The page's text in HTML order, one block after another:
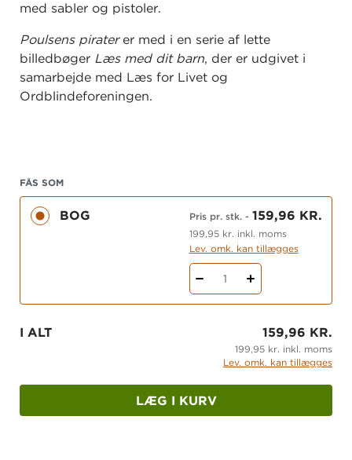
med sabler og pistoler.
Poulsens pirater er med i en serie af lette
billedbøger Læs med dit barn, der er udgivet i
samarbejde med Læs for Livet og
Ordblindeforeningen.
Læs for livet, der bruger bøger til at skabe social
forandring og give udsatte børn og unge gode
oplevelser og muligheder for bedre liv. Og i
samarbejde med Ordblindeforeningen, der
hjælper de mere end 300.000 ordblinde i DK og
deres familier, og arbejder for at udbrede
kendskabet til vilkår og muligheder for mennesker
FÅS SOM
BOG Pris pr. stk.- 159,96 KR.
199,95 kr. inkl. moms
Lev. omk. kan tillægges
1
I ALT 159,96 KR.
199,95 kr. inkl. moms
Lev. omk. kan tillægges
LÆG I KURV